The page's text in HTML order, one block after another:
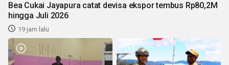
Bea Cukai Jayapura catat devisa ekspor tembus Rp80,2M
hingga Juli 2026
19 jam lalu